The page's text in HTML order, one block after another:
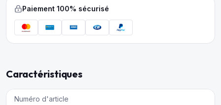
Paiement 100% sécurisé
Caractéristiques
Numéro d'article